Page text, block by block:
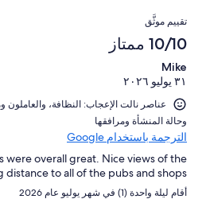
تقييمات
النزلاء
من
تقييمات
النزلاء
من
أصل
457
من
تقييمات
النزلاء
التقييمات
تقييم موثَّق
10/10 ممتاز
Mike
٣١ يوليو ٢٠٢٦
و⁦حالة المنشأة ومرافقها⁩
الترجمة باستخدام Google
were overall great. Nice views of the
distance to all of the pubs and shops.
أقام ليلة واحدة (1) في شهر يوليو عام 2026